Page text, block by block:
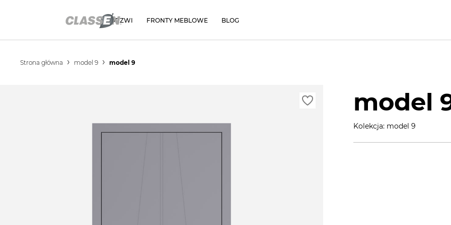
DRZWI FRONTY MEBLOWE BLOG
Strona główna model 9 model 9
model
Kolekcja: model 9